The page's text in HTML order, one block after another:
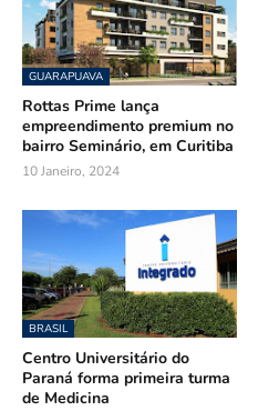
GUARAPUAVA
Rottas Prime lança
empreendimento premium no
bairro Seminário, em Curitiba
10 Janeiro, 2024
BRASIL
Centro Universitário do
Paraná forma primeira turma
de Medicina